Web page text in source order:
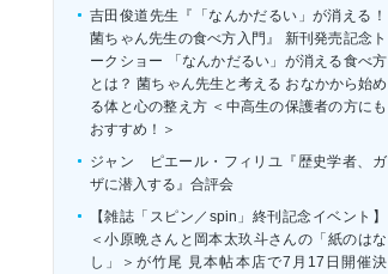
吉田俊道先生『「なんかだるい」が消える！
菌ちゃん先生の食べ方入門』 新刊発売記念ト
ークショー 「なんかだるい」が消える食べ方
とは？ 菌ちゃん先生と考える おなかから始め
る体と心の整え方 ＜中高生の保護者の方にも
おすすめ！＞
ジャン゠ピエール・フィリユ『歴史学者、ガ
ザに潜入する』合評会
【雑誌「スピン／spin」終刊記念イベント】
＜小原晩さんと岡本太玖斗さんの「紙のはな
し」＞が竹尾 見本帖本店で7月17日開催決